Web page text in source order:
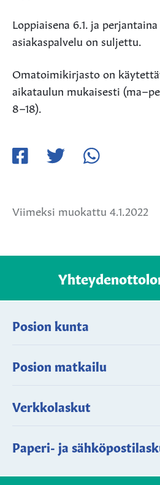
Loppiaisena 6.1. ja
asiakaspalvelu on suljettu.
Omatoimikirjasto on
aikataulun mukaisesti
8–18).
Viimeksi muokattu 4.1.2022
Posion kunta
Posion matkailu
Verkkolaskut
Paperi- ja